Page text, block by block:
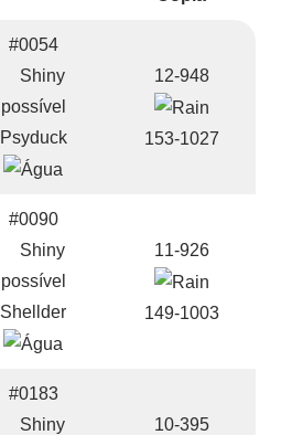
#0054
Psyduck
12-948
153-1027
#0090
Shellder
11-926
149-1003
#0183
10-395